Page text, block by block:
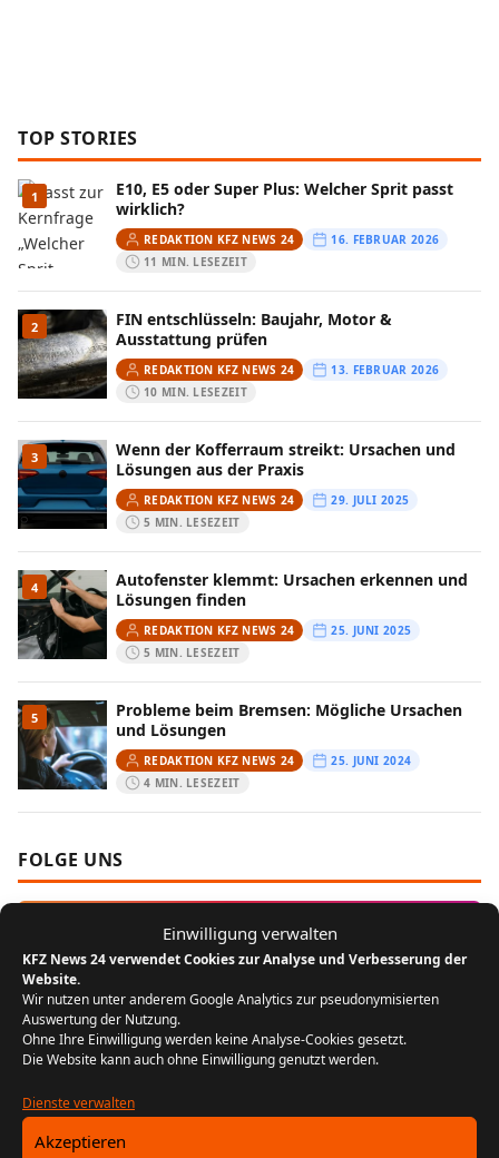
Einwilligung verwalten
KFZ News 24 verwendet Cookies zur Analyse und Verbesserung der
Website.
Wir nutzen unter anderem Google Analytics zur pseudonymisierten
Auswertung der Nutzung.
Ohne Ihre Einwilligung werden keine Analyse-Cookies gesetzt.
Die Website kann auch ohne Einwilligung genutzt werden.
Dienste verwalten
Akzeptieren
TOP STORIES
1
E10, E5 oder Super Plus: Welcher Sprit passt
wirklich?
REDAKTION KFZ NEWS 24
16. FEBRUAR 2026
11 MIN. LESEZEIT
2
FIN entschlüsseln: Baujahr, Motor &
Ausstattung prüfen
REDAKTION KFZ NEWS 24
13. FEBRUAR 2026
10 MIN. LESEZEIT
3
Wenn der Kofferraum streikt: Ursachen und
Lösungen aus der Praxis
REDAKTION KFZ NEWS 24
29. JULI 2025
5 MIN. LESEZEIT
4
Autofenster klemmt: Ursachen erkennen und
Lösungen finden
REDAKTION KFZ NEWS 24
25. JUNI 2025
5 MIN. LESEZEIT
5
Probleme beim Bremsen: Mögliche Ursachen
und Lösungen
REDAKTION KFZ NEWS 24
25. JUNI 2024
4 MIN. LESEZEIT
FOLGE UNS
MEIST GELESEN
1
Der Bikergruß: Ein Zeichen der
Zusammengehörigkeit unter Motorradfahrern
5 MIN. LESEZEIT